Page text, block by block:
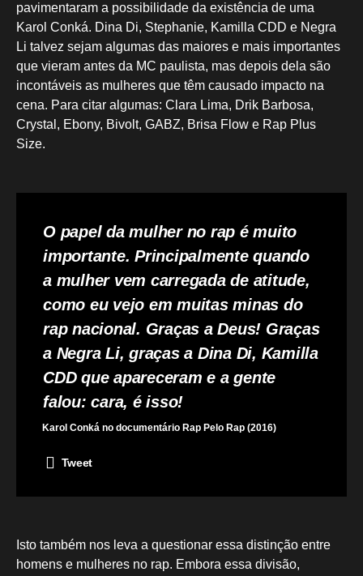
pavimentaram a possibilidade da existência de uma
Karol Conká. Dina Di, Stephanie, Kamilla CDD e Negra
Li talvez sejam algumas das maiores e mais importantes
que vieram antes da MC paulista, mas depois dela são
incontáveis as mulheres que têm causado impacto na
cena. Para citar algumas: Clara Lima, Drik Barbosa,
Crystal, Ebony, Bivolt, GABZ, Brisa Flow e Rap Plus
Size.
O papel da mulher no rap é muito
importante. Principalmente quando
a mulher vem carregada de atitude,
como eu vejo em muitas minas do
rap nacional. Graças a Deus! Graças
a Negra Li, graças a Dina Di, Kamilla
CDD que apareceram e a gente
falou: cara, é isso!
Karol Conká no documentário Rap Pelo Rap (2016)
Tweet
Isto também nos leva a questionar essa distinção entre
homens e mulheres no rap. Embora essa divisão,